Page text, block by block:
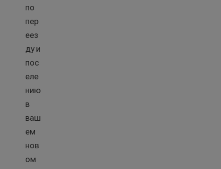
по
пер
еез
ду и
пос
еле
нию
в
ваш
ем
нов
ом